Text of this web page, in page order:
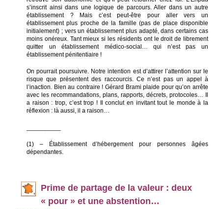
s’inscrit ainsi dans une logique de parcours. Aller dans un autre
établissement ? Mais c’est peut-être pour aller vers un
établissement plus proche de la famille (pas de place disponible
initialement) ; vers un établissement plus adapté, dans certains cas
moins onéreux. Tant mieux si les résidents ont le droit de librement
quitter un établissement médico-social… qui n’est pas un
établissement pénitentiaire !
On pourrait poursuivre. Notre intention est d’attirer l’attention sur le
risque que présentent des raccourcis. Ce n’est pas un appel à
l’inaction. Bien au contraire ! Gérard Brami plaide pour qu’on arrête
avec les recommandations, plans, rapports, décrets, protocoles… Il
a raison : trop, c’est trop ! Il conclut en invitant tout le monde à la
réflexion : là aussi, il a raison…
(1) – Établissement d’hébergement pour personnes âgées
dépendantes.
Prime de partage de la valeur : deux
« pour » et une abstention…